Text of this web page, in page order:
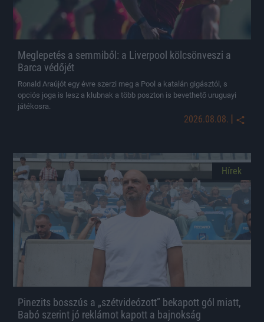
Meglepetés a semmiből: a Liverpool kölcsönveszi a
Barca védőjét
Ronald Araújót egy évre szerzi meg a Pool a katalán gigásztól, s
opciós joga is lesz a klubnak a több poszton is bevethető uruguayi
játékosra.
2026.08.08. |
Hírek
Pinezits bosszús a „szétvideózott” bekapott gól miatt,
Babó szerint jó reklámot kapott a bajnokság